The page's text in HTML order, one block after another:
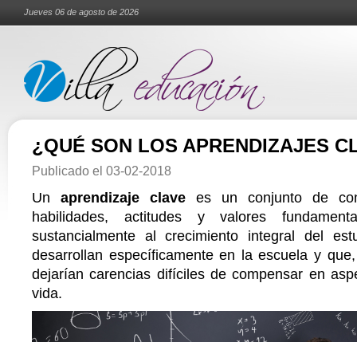
Jueves 06 de agosto de 2026
¿QUÉ SON LOS APRENDIZAJES
Publicado el 03-02-2018
Un aprendizaje clave es un conjunto de
habilidades, actitudes y valores
sustancialmente al crecimiento integral del
desarrollan específicamente en la escuela y
dejarían carencias difíciles de compensar en
vida.